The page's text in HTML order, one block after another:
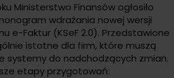
Ministerstwo Finansów ogłosiło
wdrażania nowej wersji
e-Faktur (KSeF 2.0). Przedstawione
istotne dla firm, które muszą
systemy do nadchodzących zmian.
etapy przygotowań: